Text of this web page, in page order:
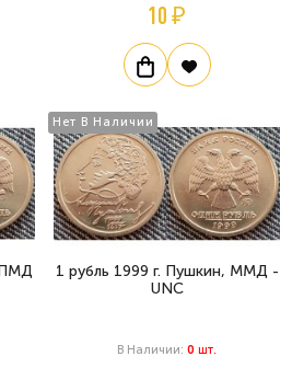
10 ₽
Нет В Наличии
1 рубль 1999 г. Пушкин, ММД -
UNC
В Наличии: 0 Шт.